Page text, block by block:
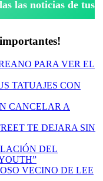
las noticias de tus
PARA VER EL
TATUAJES CON
CANCELAR A
TE DEJARA SIN
DEL
VECINO DE LEE